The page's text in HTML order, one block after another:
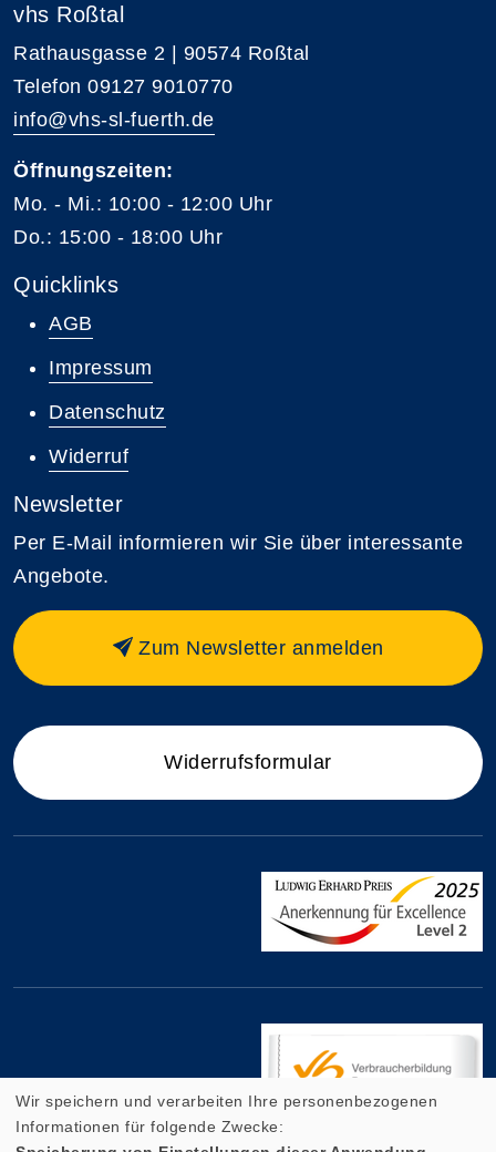
vhs Roßtal
Rathausgasse 2 | 90574 Roßtal
Telefon 09127 9010770
info@vhs-sl-fuerth.de
Öffnungszeiten:
Mo. - Mi.: 10:00 - 12:00 Uhr
Do.: 15:00 - 18:00 Uhr
Quicklinks
AGB
Impressum
Datenschutz
Widerruf
Newsletter
Per E-Mail informieren wir Sie über interessante
Angebote.
Zum Newsletter anmelden
Widerrufsformular
Wir speichern und verarbeiten Ihre personenbezogenen
Informationen für folgende Zwecke: